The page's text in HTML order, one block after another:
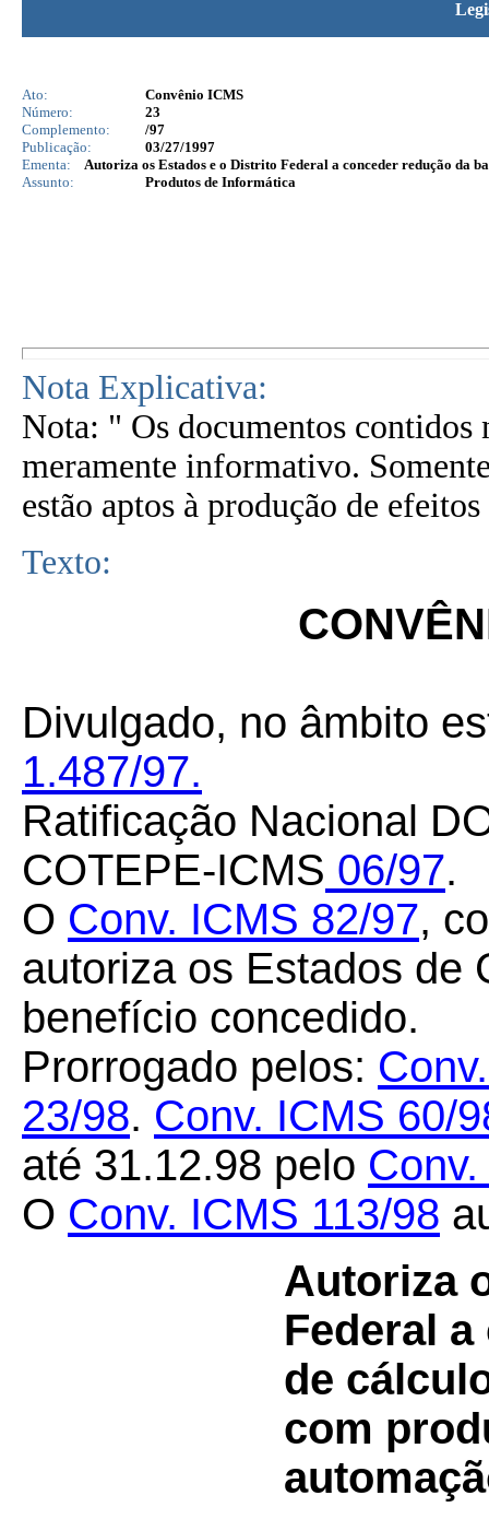
Ato:
Convênio ICMS
Número:
23
Complemento:
/97
Publicação:
03/27/1997
Ementa:
Autoriza os Estados e o Distrito Federal a conceder redução da
Assunto:
Produtos de Informática
Nota Explicativa:
Nota: " Os documentos contidos
meramente informativo.
estão aptos à produção de
Texto:
Divulgado, no âmbito
1.487/97.
Ratificação Nacional
COTEPE-ICMS 06/97.
O Conv. ICMS 82/97,
autoriza os Estados de
benefício concedido.
Prorrogado pelos:
23/98. Conv. ICMS 60/
até 31.12.98 pelo
O Conv. ICMS 113/98
Autoriza
Federal
de
com